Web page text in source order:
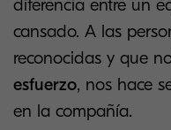
diferencia entre un
cansado. A las
reconocidas y que
esfuerzo, nos hace
en la compañía.